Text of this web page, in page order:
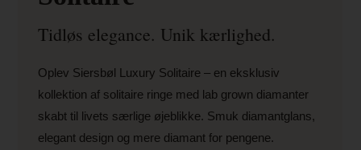
Tidløs elegance. Unik kærlighed.
Oplev Siersbøl Luxury Solitaire – en eksklusiv
kollektion af solitaire ringe med lab grown diamanter
skabt til livets særlige øjeblikke. Smuk diamantglans,
elegant design og mere diamant for pengene.